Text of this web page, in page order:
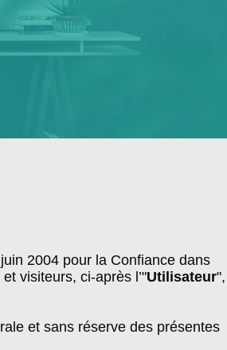
2004 pour la Confiance dans
visiteurs, ci-après l’"Utilisateur",
et sans réserve des présentes